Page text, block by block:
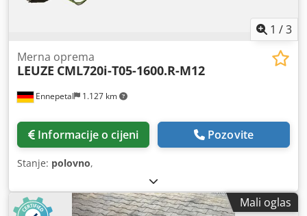
1 /3
Ennepetal 1.127 km
Merna oprema
LEUZE CML720i-T05-1600.R-M12
Informacije o cijeni Pozovite
Stanje: polovno,
Mali oglas